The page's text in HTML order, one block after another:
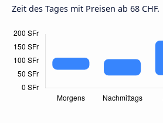
Zeit des Tages mit Preisen ab 68 CHF.